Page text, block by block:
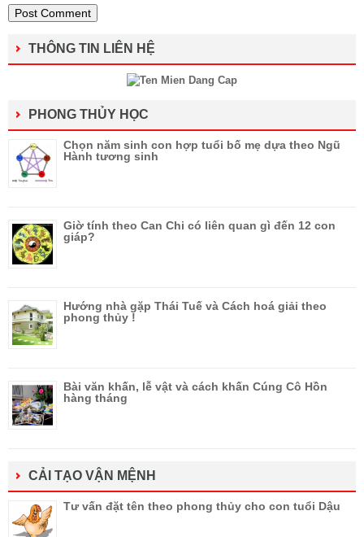
THÔNG TIN LIÊN HỆ
PHONG THỦY HỌC
Chọn năm sinh con hợp tuổi bố mẹ dựa theo Ngũ
Hành tương sinh
Giờ tính theo Can Chi có liên quan gì đến 12 con
giáp?
Hướng nhà gặp Thái Tuế và Cách hoá giải theo
phong thủy !
Bài văn khấn, lễ vật và cách khấn Cúng Cô Hồn
hàng tháng
CẢI TẠO VẬN MỆNH
Tư vấn đặt tên theo phong thủy cho con tuổi Dậu